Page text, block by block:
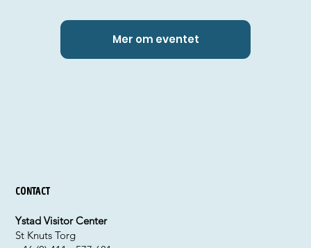
Mer om eventet
Contact
Ystad Visitor Center
St Knuts Torg